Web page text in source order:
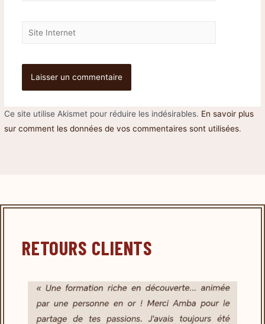
Ce site utilise Akismet pour réduire les indésirables. En savoir plus
sur comment les données de vos commentaires sont utilisées.
RETOURS CLIENTS